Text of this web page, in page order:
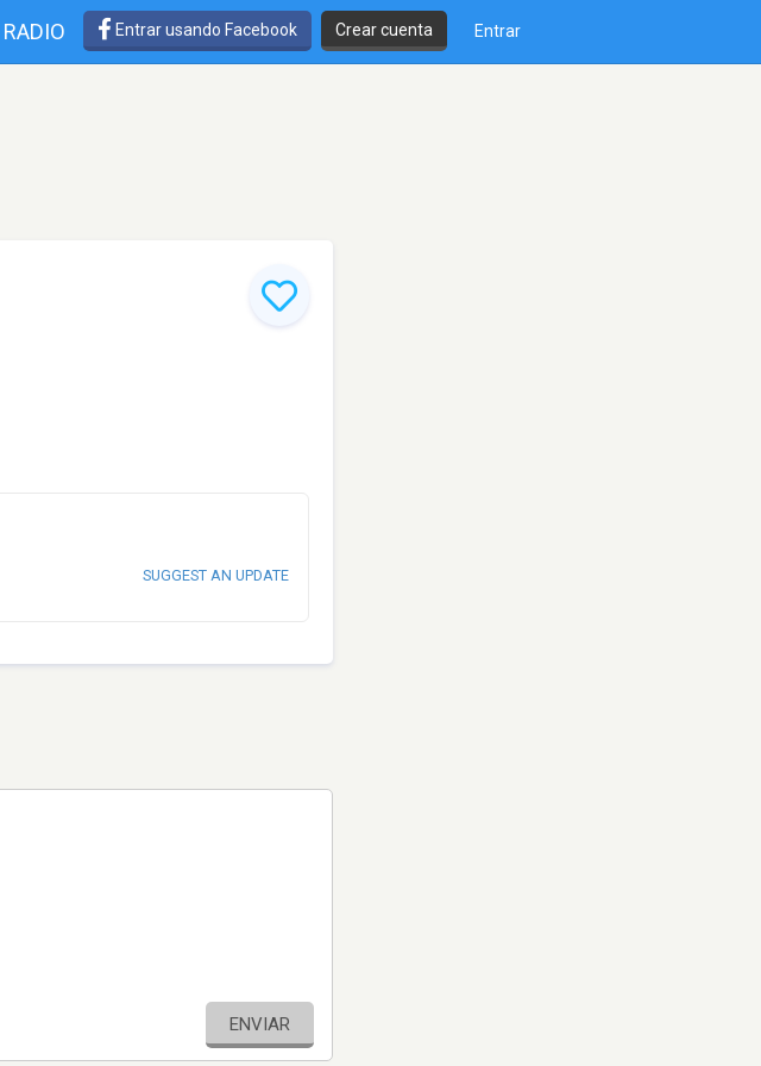
RADIO Entrar usando Facebook Crear cuenta Entrar
SUGGEST AN UPDATE
ENVIAR